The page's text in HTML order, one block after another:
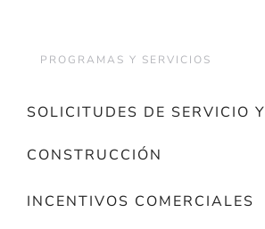
PROGRAMAS Y SERVICIOS
SOLICITUDES DE SERVICIO Y
CONSTRUCCIÓN
INCENTIVOS COMERCIALES